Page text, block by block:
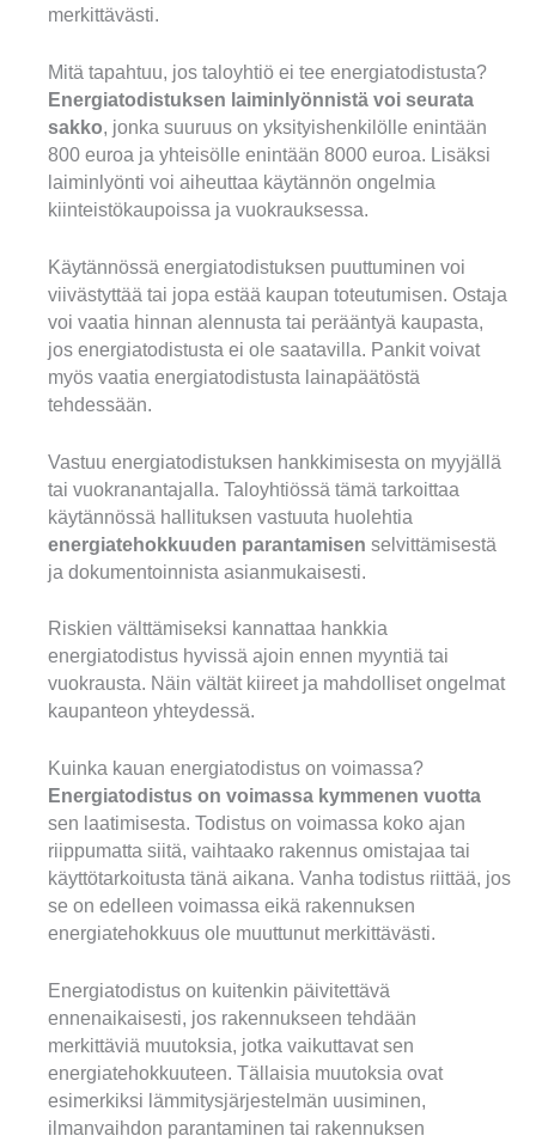
merkittävästi.
Mitä tapahtuu, jos taloyhtiö ei tee energiatodistusta?
Energiatodistuksen laiminlyönnistä voi seurata
sakko, jonka suuruus on yksityishenkilölle enintään
800 euroa ja yhteisölle enintään 8000 euroa. Lisäksi
laiminlyönti voi aiheuttaa käytännön ongelmia
kiinteistökaupoissa ja vuokrauksessa.
Käytännössä energiatodistuksen puuttuminen voi
viivästyttää tai jopa estää kaupan toteutumisen. Ostaja
voi vaatia hinnan alennusta tai perääntyä kaupasta,
jos energiatodistusta ei ole saatavilla. Pankit voivat
myös vaatia energiatodistusta lainapäätöstä
tehdessään.
Vastuu energiatodistuksen hankkimisesta on myyjällä
tai vuokranantajalla. Taloyhtiössä tämä tarkoittaa
käytännössä hallituksen vastuuta huolehtia
energiatehokkuuden parantamisen selvittämisestä
ja dokumentoinnista asianmukaisesti.
Riskien välttämiseksi kannattaa hankkia
energiatodistus hyvissä ajoin ennen myyntiä tai
vuokrausta. Näin vältät kiireet ja mahdolliset ongelmat
kaupanteon yhteydessä.
Kuinka kauan energiatodistus on voimassa?
Energiatodistus on voimassa kymmenen vuotta
sen laatimisesta. Todistus on voimassa koko ajan
riippumatta siitä, vaihtaako rakennus omistajaa tai
käyttötarkoitusta tänä aikana. Vanha todistus riittää, jos
se on edelleen voimassa eikä rakennuksen
energiatehokkuus ole muuttunut merkittävästi.
Energiatodistus on kuitenkin päivitettävä
ennenaikaisesti, jos rakennukseen tehdään
merkittäviä muutoksia, jotka vaikuttavat sen
energiatehokkuuteen. Tällaisia muutoksia ovat
esimerkiksi lämmitysjärjestelmän uusiminen,
ilmanvaihdon parantaminen tai rakennuksen